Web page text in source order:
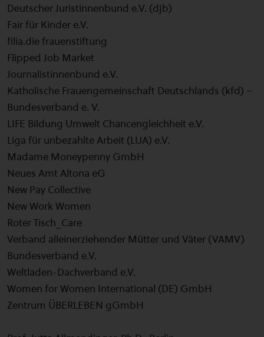
Deutscher Juristinnenbund e.V. (djb)
Fair für Kinder e.V.
filia.die frauenstiftung
Flipped Job Market
Journalistinnenbund e.V.
Katholische Frauengemeinschaft Deutschlands (kfd) –
Bundesverband e. V.
LIFE Bildung Umwelt Chancengleichheit e.V.
Liga für unbezahlte Arbeit (LUA) e.V.
Madame Moneypenny GmbH
Neues Amt Altona eG
New Pay Collective
New Work Women
Roter Tisch_Care
Verband alleinerziehender Mütter und Väter (VAMV)
Bundesverband e.V.
Weltladen-Dachverband e.V.
Women for Women International (DE) GmbH
Zentrum ÜBERLEBEN gGmbH